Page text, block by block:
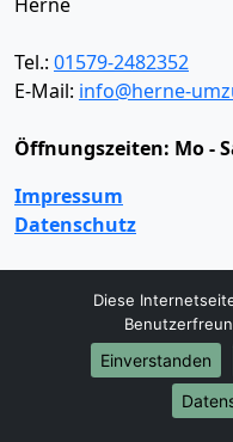
Tel.: 01579-2482352
E-Mail: info@herne-
Öffnungszeiten: Mo -
Impressum
Datenschutz
Umzugsservice
Umzugsservice
Fernumzug
Diese
Einverstanden